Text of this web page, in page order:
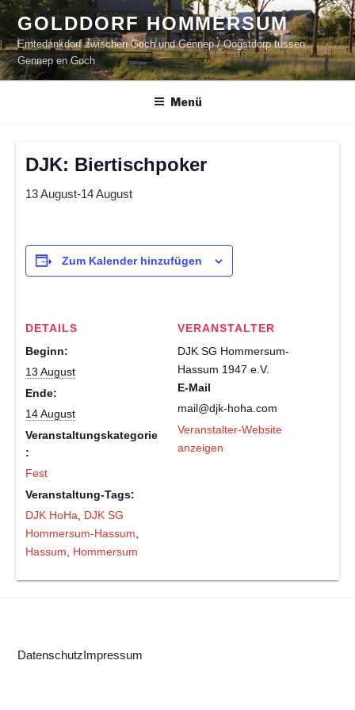
Zum
Inhalt
springen
GOLDDORF HOMMERSUM
Erntedankdorf zwischen Goch und Gennep / Oogstdorp tussen
Gennep en Goch
Menü
DJK: Biertischpoker
13 August-14 August
Zum Kalender hinzufügen
DETAILS
Beginn:
13 August
Ende:
14 August
Veranstaltungskategorie
:
Fest
Veranstaltung-Tags:
DJK HoHa
DJK SG
Hommersum-Hassum
Hassum
Hommersum
VERANSTALTER
DJK SG Hommersum-
Hassum 1947 e.V.
E-Mail
mail@djk-hoha.com
Veranstalter-Website
anzeigen
Datenschutz Impressum